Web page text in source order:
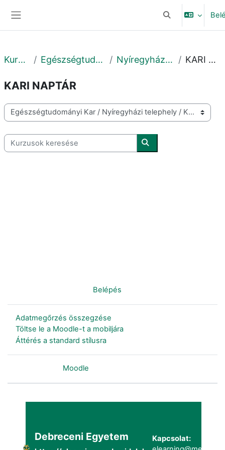
Keresési
Kurzusok Egészségtudományi Kar Nyíregyházi telephely KARI NAPTÁR
KARI NAPTÁR
Kurzuskategóriák
Kurzusok keresése
Kurzusok keresése
Belépés
Adatmegőrzés összegzése
Töltse le a Moodle-t a mobiljára
Áttérés a standard stílusra
Moodle
Debreceni Egyetem
Kapcsolat: